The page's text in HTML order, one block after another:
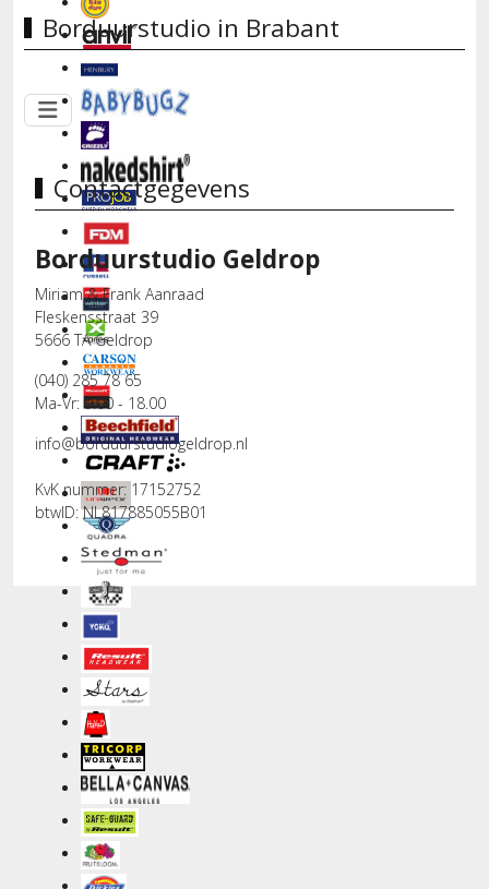
Borduurstudio in Brabant
Contactgegevens
Borduurstudio Geldrop
Miriam & Frank Aanraad
Fleskensstraat 39
5666 TA Geldrop
(040) 285 78 65
Ma-Vr: 9.00 - 18.00
info@borduurstudiogeldrop.nl
KvK nummer: 17152752
btwID: NL817885055B01